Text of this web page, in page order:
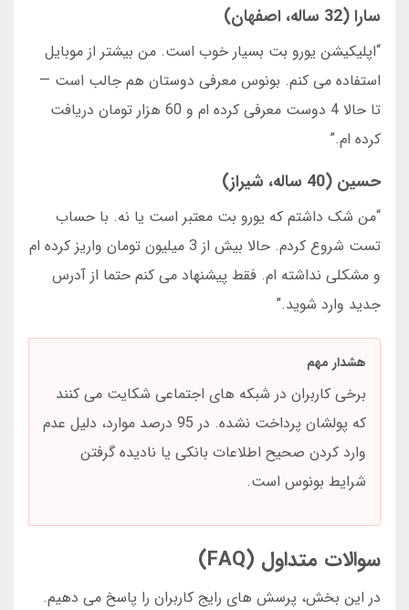
سارا (32 ساله، اصفهان)
“اپلیکیشن یورو بت بسیار خوب است. من بیشتر از موبایل
استفاده می کنم. بونوس معرفی دوستان هم جالب است —
تا حالا 4 دوست معرفی کرده ام و 60 هزار تومان دریافت
کرده ام.”
حسین (40 ساله، شیراز)
“من شک داشتم که یورو بت معتبر است یا نه. با حساب
تست شروع کردم. حالا بیش از 3 میلیون تومان واریز کرده ام
و مشکلی نداشته ام. فقط پیشنهاد می کنم حتما از آدرس
جدید وارد شوید.”
هشدار مهم
برخی کاربران در شبکه های اجتماعی شکایت می کنند
که پولشان پرداخت نشده. در 95 درصد موارد، دلیل عدم
وارد کردن صحیح اطلاعات بانکی یا نادیده گرفتن
شرایط بونوس است.
سوالات متداول (FAQ)
در این بخش، پرسش های رایج کاربران را پاسخ می دهیم.